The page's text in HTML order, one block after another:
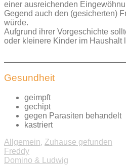
einer ausreichenden
Gegend auch den (gesicherten)
würde.
Aufgrund ihrer Vorgeschichte
oder kleinere Kinder im Haushalt
Gesundheit
geimpft
gechipt
gegen Parasiten behandelt
kastriert
Allgemein, Zuhause gefunden
Beitragsnavigation
Freddy
Domino & Ludwig